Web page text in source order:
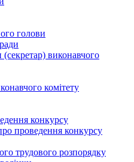
голови
виконавчого
комітету
конкурсу
проведення конкурсу
трудового розпорядку